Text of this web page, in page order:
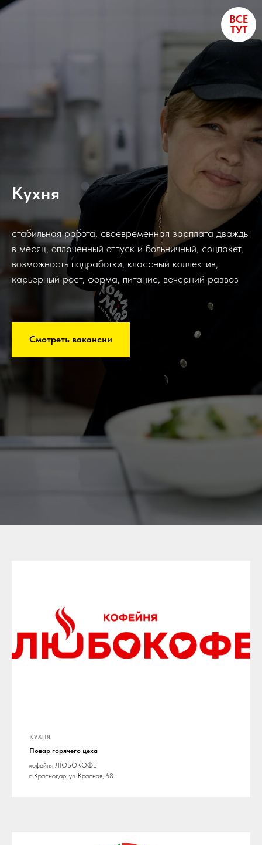
ВСЕ
ТУТ
Кухня
стабильная работа, своевременная зарплата дважды
в месяц, оплаченный отпуск и больничный, соцпакет,
возможность подработки, классный коллектив,
карьерный рост, форма, питание, вечерний развоз
Смотреть вакансии
КУХНЯ
Повар горячего цеха
кофейня ЛЮБОКОФЕ
г. Краснодар, ул. Красная, 68